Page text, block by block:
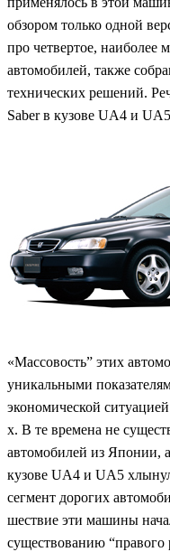
обзором только одной
про четвертое, наиболее
автомобилей, также
технических решений.
Saber в кузове UA4 и
«Массовость” этих
уникальными
экономической
х. В те времена не
автомобилей из Японии,
кузове UA4 и UA5
сегмент дорогих
шествие эти машины
существованию “правого